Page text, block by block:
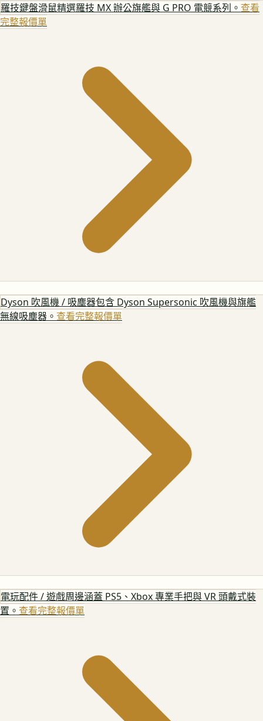
羅技鍵盤滑鼠精選羅技 MX 辦公旗艦與 G PRO 電競系列。 查看
完整報價單
Dyson 吹風機 / 吸塵器包含 Dyson Supersonic 吹風機與旗艦
無線吸塵器。 查看完整報價單
電玩配件 / 遊戲周邊涵蓋 PS5、Xbox 專業手把與 VR 頭戴式裝
置。 查看完整報價單